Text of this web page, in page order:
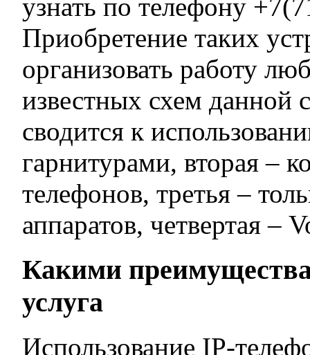
узнать по телефону
Приобретение таких
организовать работу
известных схем данной
сводится к
гарнитурами, вторая –
телефонов, третья –
аппаратов, четвертая –
Какими
услуга
Использование IP-